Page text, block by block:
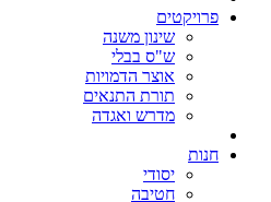
פרויקטים
שינון משנה
ש"ס בבלי
אוצר הדמויות
תורת התנאים
מדרש ואגדה
חנות
יסודי
חטיבה